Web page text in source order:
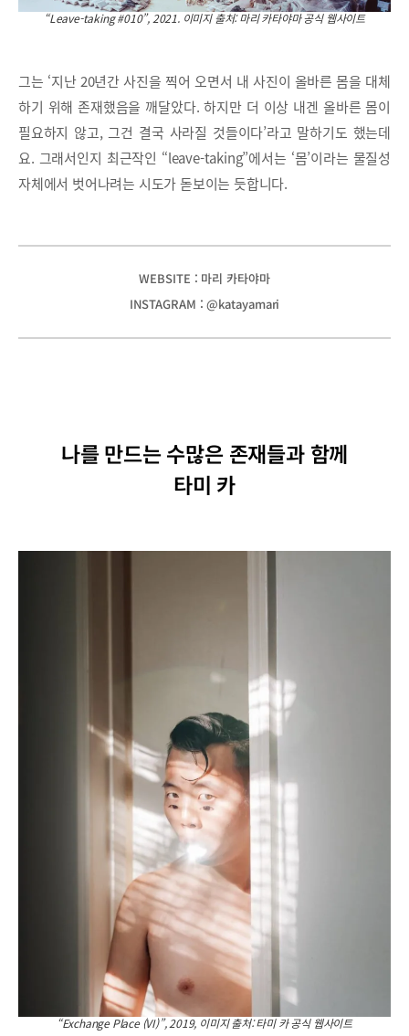
“Leave-taking #010”, 2021. 이미지 출처: 마리 카타야마 공식 웹사이트
그는 ‘지난 20년간 사진을 찍어 오면서 내 사진이 올바른 몸을 대체
하기 위해 존재했음을 깨달았다. 하지만 더 이상 내겐 올바른 몸이
필요하지 않고, 그건 결국 사라질 것들이다’라고 말하기도 했는데
요. 그래서인지 최근작인 “leave-taking”에서는 ‘몸’이라는 물질성
자체에서 벗어나려는 시도가 돋보이는 듯합니다.
WEBSITE : 마리 카타야마
INSTAGRAM : @katayamari
나를 만드는 수많은 존재들과 함께
타미 카
“Exchange Place (VI)”, 2019, 이미지 출처: 타미 카 공식 웹사이트